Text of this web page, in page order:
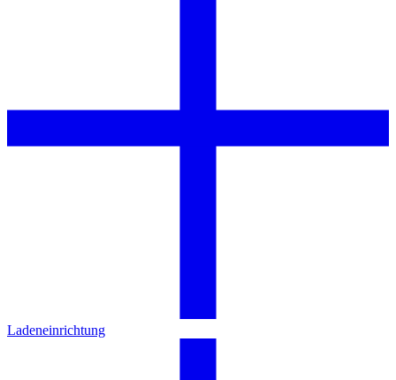
Ladeneinrichtung